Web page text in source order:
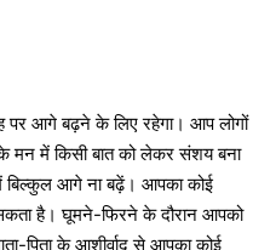
पर आगे बढ़ने के लिए रहेगा। आप लोगों
मन में किसी बात को लेकर संशय बना
बिल्कुल आगे ना बढ़ें। आपका कोई
है। घूमने-फिरने के दौरान आपको
पिता के आशीर्वाद से आपका कोई